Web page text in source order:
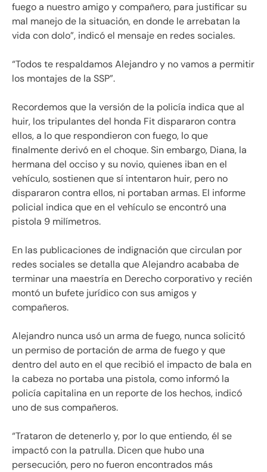
fuego a nuestro amigo y compañero, para justificar su
mal manejo de la situación, en donde le arrebatan la
vida con dolo”, indicó el mensaje en redes sociales.
“Todos te respaldamos Alejandro y no vamos a permitir
los montajes de la SSP”.
Recordemos que la versión de la policía indica que al
huir, los tripulantes del honda Fit dispararon contra
ellos, a lo que respondieron con fuego, lo que
finalmente derivó en el choque. Sin embargo, Diana, la
hermana del occiso y su novio, quienes iban en el
vehículo, sostienen que sí intentaron huir, pero no
dispararon contra ellos, ni portaban armas. El informe
policial indica que en el vehículo se encontró una
pistola 9 milímetros.
En las publicaciones de indignación que circulan por
redes sociales se detalla que Alejandro acababa de
terminar una maestría en Derecho corporativo y recién
montó un bufete jurídico con sus amigos y
compañeros.
Alejandro nunca usó un arma de fuego, nunca solicitó
un permiso de portación de arma de fuego y que
dentro del auto en el que recibió el impacto de bala en
la cabeza no portaba una pistola, como informó la
policía capitalina en un reporte de los hechos, indicó
uno de sus compañeros.
“Trataron de detenerlo y, por lo que entiendo, él se
impactó con la patrulla. Dicen que hubo una
persecución, pero no fueron encontrados más